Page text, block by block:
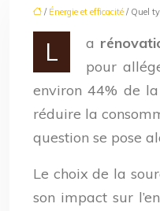
/ Énergie et efficacité / Quel
L a
pour
environ 44% de
réduire la
question se pose
Le choix de la
son impact sur